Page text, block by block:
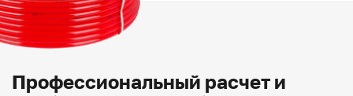
Профессиональный расчет и